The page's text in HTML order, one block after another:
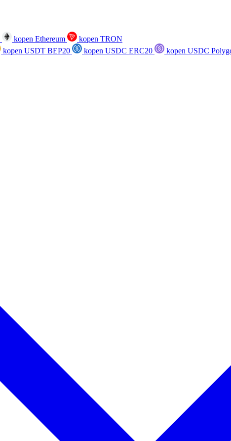
kopen Ethereum
kopen TRON
kopen USDT BEP20 kopen USDC ERC20
kopen USDC